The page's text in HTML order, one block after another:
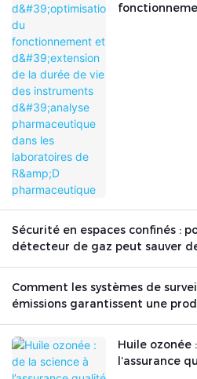
Sécurité en espaces confinés :
détecteur de gaz peut sauver
Comment les systèmes de
émissions garantissent une
Huile ozonée
l’assurance